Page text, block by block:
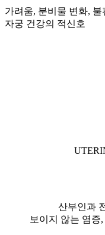
가려움, 분비물 변화, 불
자궁 건강의 적신호
산부인과
보이지 않는 염증